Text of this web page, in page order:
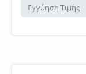
ασπαρτάμη,
Εγγύηση Τιμής